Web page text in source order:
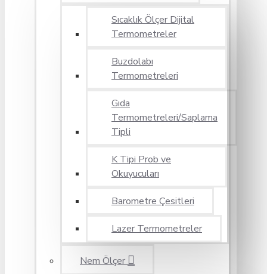
Sıcaklık Ölçer Dijital
Termometreler
Buzdolabı
Termometreleri
Gıda
Termometreleri/Saplama
Tipli
K Tipi Prob ve
Okuyucuları
Barometre Çesitleri
Lazer Termometreler
Nem Ölçer